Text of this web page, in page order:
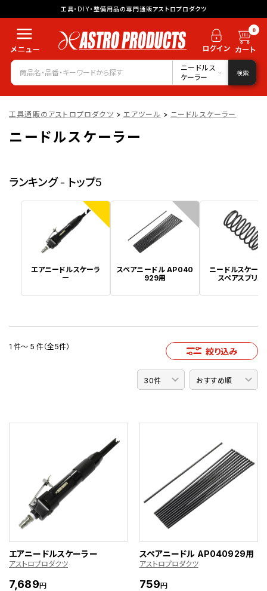
工具・DIY・整備用品の専門通販アストロプロダクツ
0
ニードルス
ケーラー
検索
工具通販のアストロプロダクツ > エアツール > ニードルスケーラー
ニードルスケーラー
ランキング - トップ5
1
エアニードルスケーラ
ー
2
スペアニードル AP040
929用
ニードルスケーラ
スペアスプリン
1 件～ 5 件（全5件） 絞り込み
エアニードルスケーラー
アストロプロダクツ
7,689円
スペアニードル AP040929用
アストロプロダクツ
759円